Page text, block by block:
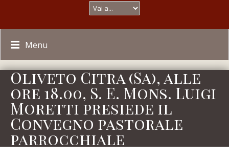
Menu
Oliveto Citra (Sa), alle
ore 18.00, S. E. Mons. Luigi
Moretti presiede il
Convegno pastorale
parrocchiale